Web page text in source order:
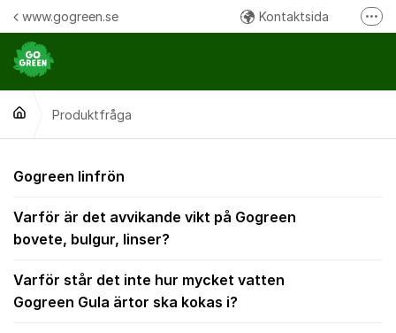
Hoppa till innehåll
www.gogreen.se Kontaktsida
Produktfråga
Produktfråga
Gogreen linfrön
Varför är det avvikande vikt på Gogreen
bovete, bulgur, linser?
Varför står det inte hur mycket vatten
Gogreen Gula ärtor ska kokas i?